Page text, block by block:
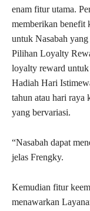
enam fitur utama.
memberikan benefit
untuk Nasabah
Pilihan Loyalty
loyalty reward untuk
Hadiah Hari
tahun atau hari raya
yang bervariasi.
“Nasabah dapat
jelas Frengky.
Kemudian fitur
menawarkan